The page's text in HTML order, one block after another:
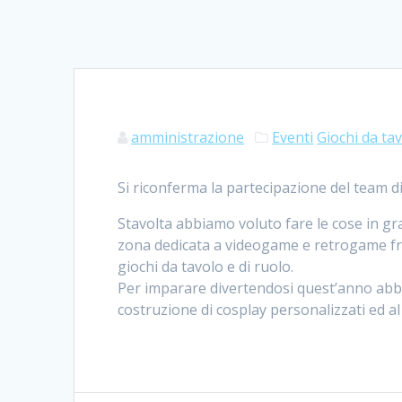
amministrazione Eventi Giochi da
Si riconferma la partecipazione del team
Stavolta abbiamo voluto fare le cose in
zona dedicata a videogame e retrogame
giochi da tavolo e di ruolo.
Per imparare divertendosi quest’anno
costruzione di cosplay personalizzati ed